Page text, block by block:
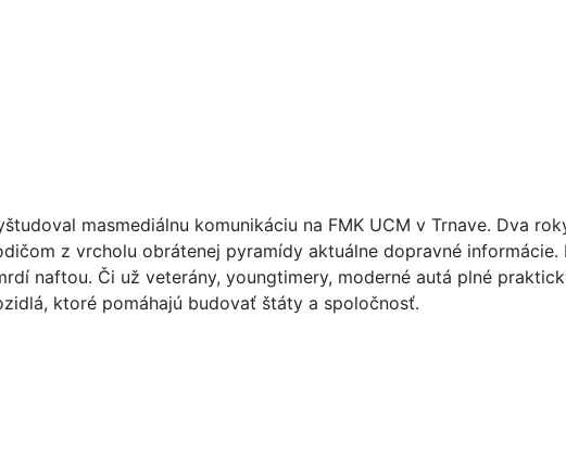
masmediálnu komunikáciu na FMK UCM v Trnave. Dva
z vrcholu obrátenej pyramídy aktuálne dopravné
naftou. Či už veterány, youngtimery, moderné autá plné
ktoré pomáhajú budovať štáty a spoločnosť.